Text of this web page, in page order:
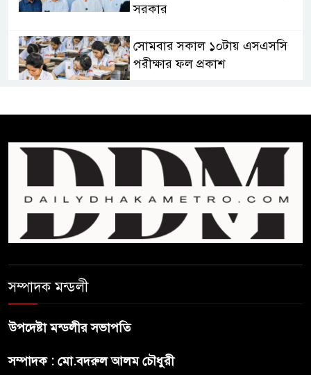
সরকার
সোমবার সকাল ১০টায় এসএসসি
পরীক্ষার ফল প্রকাশ
প্রধানমন্ত্রী
ফিফা সভাপতির বিরুদ্ধে এবার
‘নারী সংক্রান্ত অভিযোগ
ছেলেকে নিয়ে রোনালদোর যে বড়
ট্রাম্পের ৪০ কোটি ডলারের ‘বলরুম
সম্পাদক মন্ডলী
উপদেষ্টা মন্ডলীর সভাপতি
সম্পাদক : মো.বদরুল আলম চৌধুরী